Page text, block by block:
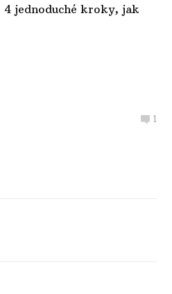
4 jednoduché kroky, jak
1